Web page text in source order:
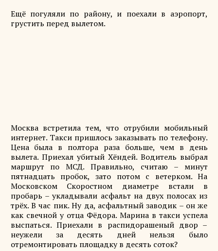
Ещё погуляли по району, и поехали в аэропорт,
грустить перед вылетом.
Москва встретила тем, что отрубили мобильный
интернет. Такси пришлось заказывать по телефону.
Цена была в полтора раза больше, чем в день
вылета. Приехал убитый Хёндей. Водитель выбрал
маршрут по МСД. Правильно, считаю – минут
пятнадцать пробок, зато потом с ветерком. На
Московском Скоростном диаметре встали в
пробарь – укладывали асфальт на двух полосах из
трёх. В час пик. Ну да, асфальтный заводик – он же
как свечной у отца Фёдора. Марина в такси успела
выспаться. Приехали в распидорашеный двор –
неужели за десять дней нельзя было
отремонтировать площадку в десять соток?